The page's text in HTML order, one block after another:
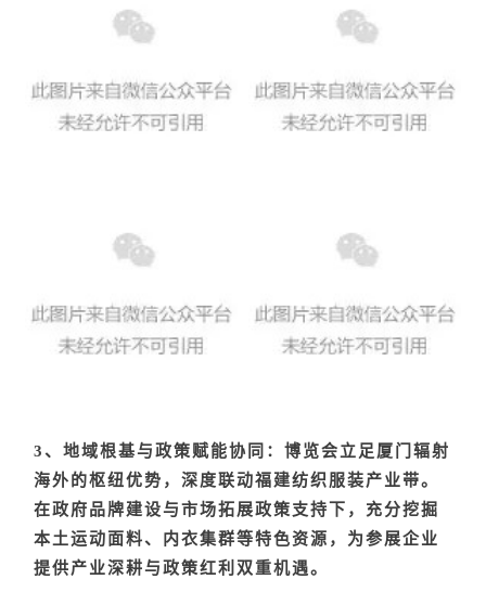
3、地域根基与政策赋能协同：博览会立足厦门辐射
海外的枢纽优势，深度联动福建纺织服装产业带。
在政府品牌建设与市场拓展政策支持下，充分挖掘
本土运动面料、内衣集群等特色资源，为参展企业
提供产业深耕与政策红利双重机遇。